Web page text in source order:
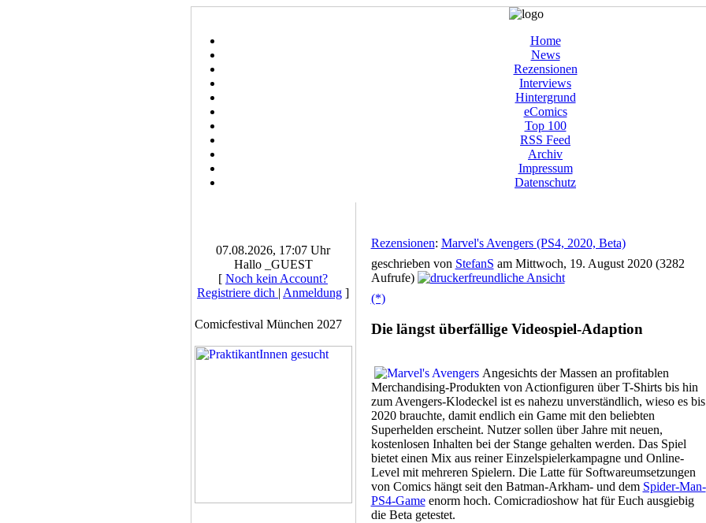
Home
News
Rezensionen
Interviews
Hintergrund
eComics
Top 100
RSS Feed
Archiv
Impressum
Datenschutz
07.08.2026, 17:07 Uhr
Hallo _GUEST
[ Noch kein Account?
Registriere dich | Anmeldung ]
Comicfestival München 2027
Rezensionen: Marvel's Avengers (PS4, 2020, Beta)
geschrieben von StefanS am Mittwoch, 19. August 2020 (3282
Aufrufe)
(*)
Die längst überfällige Videospiel-Adaption
Angesichts der Massen an profitablen
Merchandising-Produkten von Actionfiguren über T-Shirts bis hin
zum Avengers-Klodeckel ist es nahezu unverständlich, wieso es bis
2020 brauchte, damit endlich ein Game mit den beliebten
Superhelden erscheint. Nutzer sollen über Jahre mit neuen,
kostenlosen Inhalten bei der Stange gehalten werden. Das Spiel
bietet einen Mix aus reiner Einzelspielerkampagne und Online-
Level mit mehreren Spielern. Die Latte für Softwareumsetzungen
von Comics hängt seit den Batman-Arkham- und dem Spider-Man-
PS4-Gameenorm hoch. Comicradioshow hat für Euch ausgiebig
die Beta getestet.